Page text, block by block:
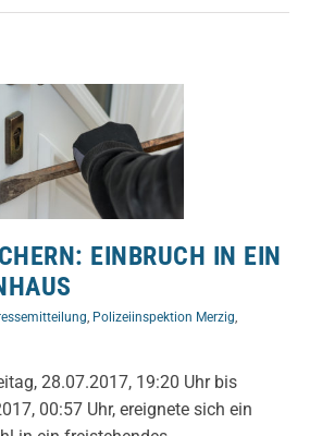
EINBRUCH IN EIN
, Polizeiinspektion Merzig,
28.07.2017, 19:20 Uhr bis
00:57 Uhr, ereignete sich ein